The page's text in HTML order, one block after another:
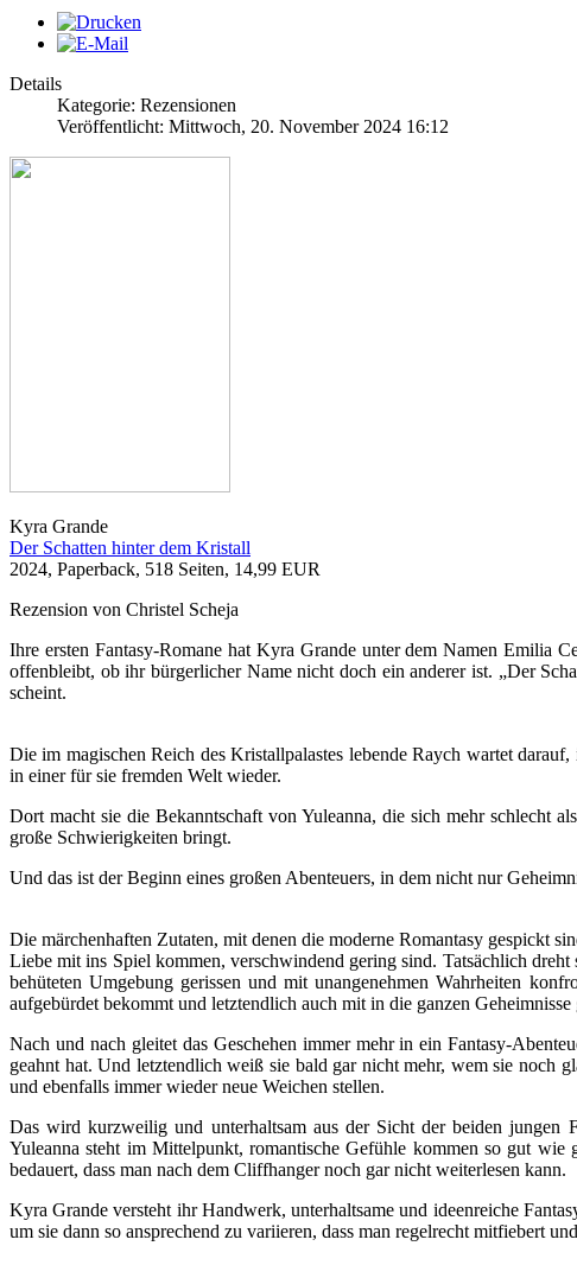
Details
Kategorie: Rezensionen
Veröffentlicht: Mittwoch, 20. November 2024 16:12
Kyra Grande
Der Schatten hinter dem Kristall
2024, Paperback, 518 Seiten, 14,99 EUR
Rezension von Christel Scheja
Ihre ersten Fantasy-Romane hat Kyra Grande unter dem Namen Emilia
offenbleibt, ob ihr bürgerlicher Name nicht doch ein anderer ist. „Der
scheint.
Die im magischen Reich des Kristallpalastes lebende Raych wartet
in einer für sie fremden Welt wieder.
Dort macht sie die Bekanntschaft von Yuleanna, die sich mehr schlecht
große Schwierigkeiten bringt.
Und das ist der Beginn eines großen Abenteuers, in dem nicht nur
Die märchenhaften Zutaten, mit denen die moderne Romantasy gespickt
Liebe mit ins Spiel kommen, verschwindend gering sind. Tatsächlich
behüteten Umgebung gerissen und mit unangenehmen Wahrheiten
aufgebürdet bekommt und letztendlich auch mit in die ganzen
Nach und nach gleitet das Geschehen immer mehr in ein Fantasy-
geahnt hat. Und letztendlich weiß sie bald gar nicht mehr, wem sie noch
und ebenfalls immer wieder neue Weichen stellen.
Das wird kurzweilig und unterhaltsam aus der Sicht der beiden jungen
Yuleanna steht im Mittelpunkt, romantische Gefühle kommen so gut
bedauert, dass man nach dem Cliffhanger noch gar nicht weiterlesen kann.
Kyra Grande versteht ihr Handwerk, unterhaltsame und ideenreiche
um sie dann so ansprechend zu variieren, dass man regelrecht mitfiebert